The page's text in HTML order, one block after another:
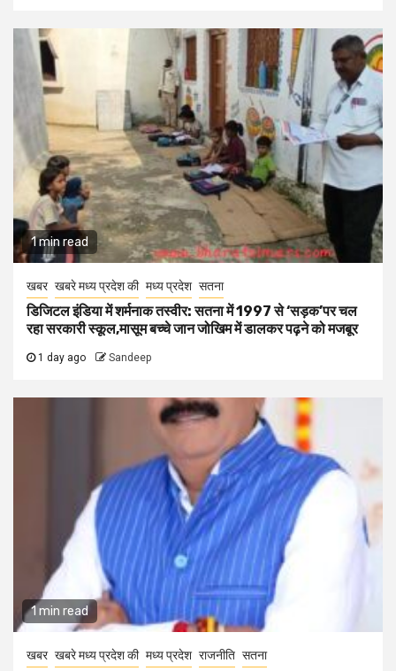
1 min read
खबर खबरे मध्य प्रदेश की मध्य प्रदेश सतना
डिजिटल इंडिया में शर्मनाक तस्वीर: सतना में 1997 से ‘सड़क’पर चल
रहा सरकारी स्कूल,मासूम बच्चे जान जोखिम में डालकर पढ़ने को मजबूर
1 day ago Sandeep
1 min read
खबर खबरे मध्य प्रदेश की मध्य प्रदेश राजनीति सतना